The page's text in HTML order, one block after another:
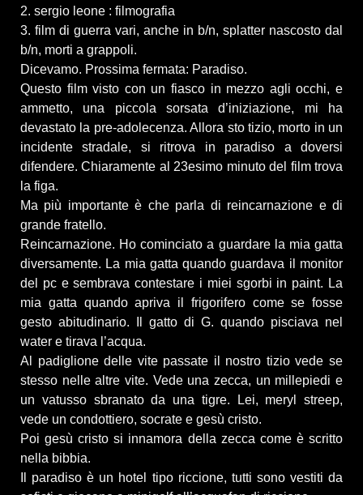
2. sergio leone : filmografia
3. film di guerra vari, anche in b/n, splatter nascosto dal
b/n, morti a grappoli.
Dicevamo. Prossima fermata: Paradiso.
Questo film visto con un fiasco in mezzo agli occhi, e
ammetto, una piccola sorsata d’iniziazione, mi ha
devastato la pre-adolecenza. Allora sto tizio, morto in un
incidente stradale, si ritrova in paradiso a doversi
difendere. Chiaramente al 23esimo minuto del film trova
la figa.
Ma più importante è che parla di reincarnazione e di
grande fratello.
Reincarnazione. Ho cominciato a guardare la mia gatta
diversamente. La mia gatta quando guardava il monitor
del pc e sembrava contestare i miei sgorbi in paint. La
mia gatta quando apriva il frigorifero come se fosse
gesto abitudinario. Il gatto di G. quando pisciava nel
water e tirava l’acqua.
Al padiglione delle vite passate il nostro tizio vede se
stesso nelle altre vite. Vede una zecca, un millepiedi e
un vatusso sbranato da una tigre. Lei, meryl streep,
vede un condottiero, socrate e gesù cristo.
Poi gesù cristo si innamora della zecca come è scritto
nella bibbia.
Il paradiso è un hotel tipo riccione, tutti sono vestiti da